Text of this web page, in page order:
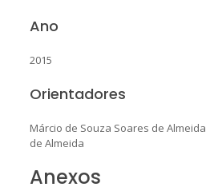
Ano
2015
Orientadores
Márcio de Souza Soares de Almeida
de Almeida
Anexos